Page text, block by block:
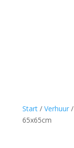
Start/ Verhuur/
65x65cm